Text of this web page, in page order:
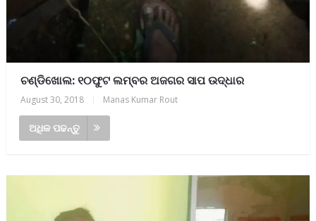
ଚଣ୍ଡିଖୋଲ: ୧୦ଫୁଟ ଲମ୍ବର ଅଜଗର ସାପ ଉଦ୍ଧାର
August 30, 2018 Manas Kumar Rout
ଅଧିକ ପଢନ୍ତୁ